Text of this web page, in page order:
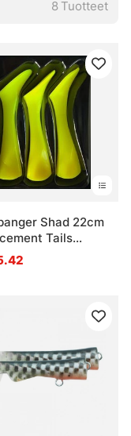
8 Tuotteet
Shad 22cm
Tails